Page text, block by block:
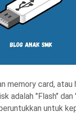
memory card, atau
adalah "Flash" dan
untuk